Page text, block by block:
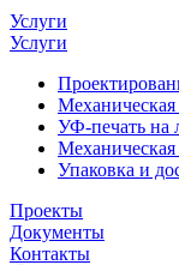
Услуги
Услуги
УФ-печать на
Механическая
Упаковка и
Проекты
Документы
Контакты